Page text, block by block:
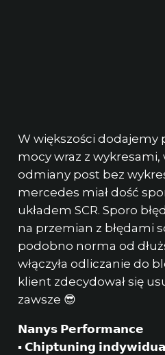
W większości dodajemy
mocy wraz z wykresami,
odmiany post bez
mercedes miał dość
układem SCR. Sporo
na przemian z błędami
podobno norma od
włączyła odliczanie do
klient zdecydował się
zawsze 😎
𝗡𝗮𝗻𝘆𝘀 𝗣𝗲𝗿𝗳𝗼𝗿𝗺𝗮𝗻𝗰𝗲
▪ 𝗖𝗵𝗶𝗽𝘁𝘂𝗻𝗶𝗻𝗴